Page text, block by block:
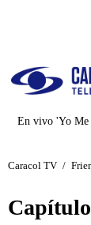
En vivo 'Yo Me
Caracol TV /